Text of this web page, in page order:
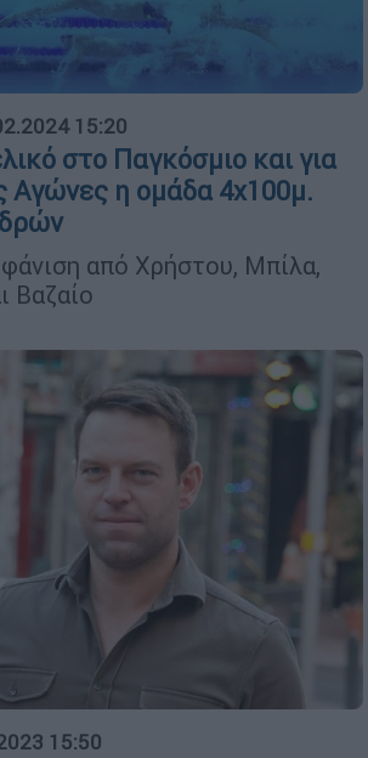
15:20
στο Παγκόσμιο και για
Αγώνες η ομάδα 4x100μ.
από Χρήστου, Μπίλα,
Βαζαίο
15:50